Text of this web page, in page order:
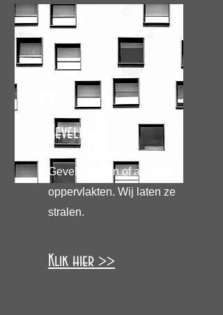
Gevelreiniging
Gevels, daken of andere
oppervlakten. Wij laten ze
stralen.
Klik hier >>